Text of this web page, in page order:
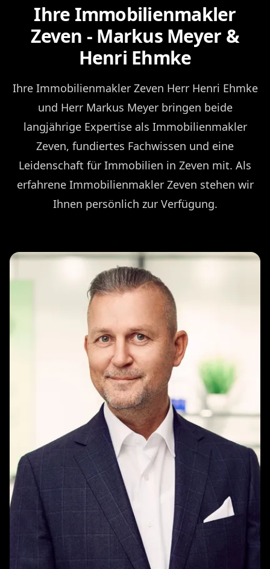
Ihre Immobilienmakler
Zeven - Markus Meyer &
Henri Ehmke
Ihre Immobilienmakler Zeven Herr Henri Ehmke
und Herr Markus Meyer bringen beide
langjährige Expertise als Immobilienmakler
Zeven, fundiertes Fachwissen und eine
Leidenschaft für Immobilien in Zeven mit. Als
erfahrene Immobilienmakler Zeven stehen wir
Ihnen persönlich zur Verfügung.